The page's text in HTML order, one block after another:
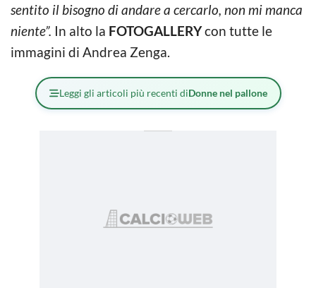
sentito il bisogno di andare a cercarlo, non mi manca
niente”. In alto la FOTOGALLERYcon tutte le
immagini di Andrea Zenga.
Leggi gli articoli più recenti diDonne nel pallone